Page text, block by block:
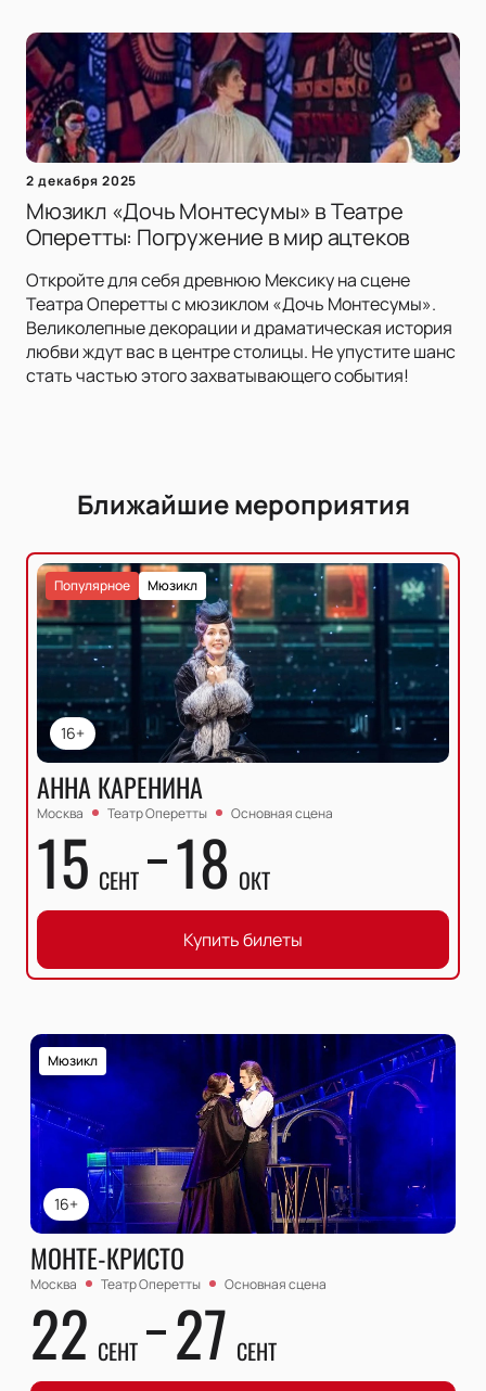
2 декабря 2025
Мюзикл «Дочь Монтесумы» в Театре
Оперетты: Погружение в мир ацтеков
Откройте для себя древнюю Мексику на сцене
Театра Оперетты с мюзиклом «Дочь Монтесумы».
Великолепные декорации и драматическая история
любви ждут вас в центре столицы. Не упустите шанс
стать частью этого захватывающего события!
Ближайшие мероприятия
16+
Мюзикл
Популярное
АННА КАРЕНИНА
Москва Театр Оперетты Основная сцена
15 СЕНТ 18 ОКТ
Купить билеты
16+
Мюзикл
МОНТЕ-КРИСТО
Москва Театр Оперетты Основная сцена
22 СЕНТ 27 СЕНТ